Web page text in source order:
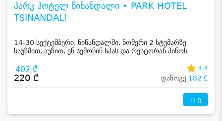
პარკ ჰოტელ წინანდალი • PARK HOTEL
TSINANDALI
14-30 სექტემბერი, წინანდალში, ნომერი 2 სტუმარზე
საუზმით, აუზით, ენ სემონინ სპას და რესტორან პინოს
402 ₾
220 ₾
4.4
დაზოგე 182 ₾
0